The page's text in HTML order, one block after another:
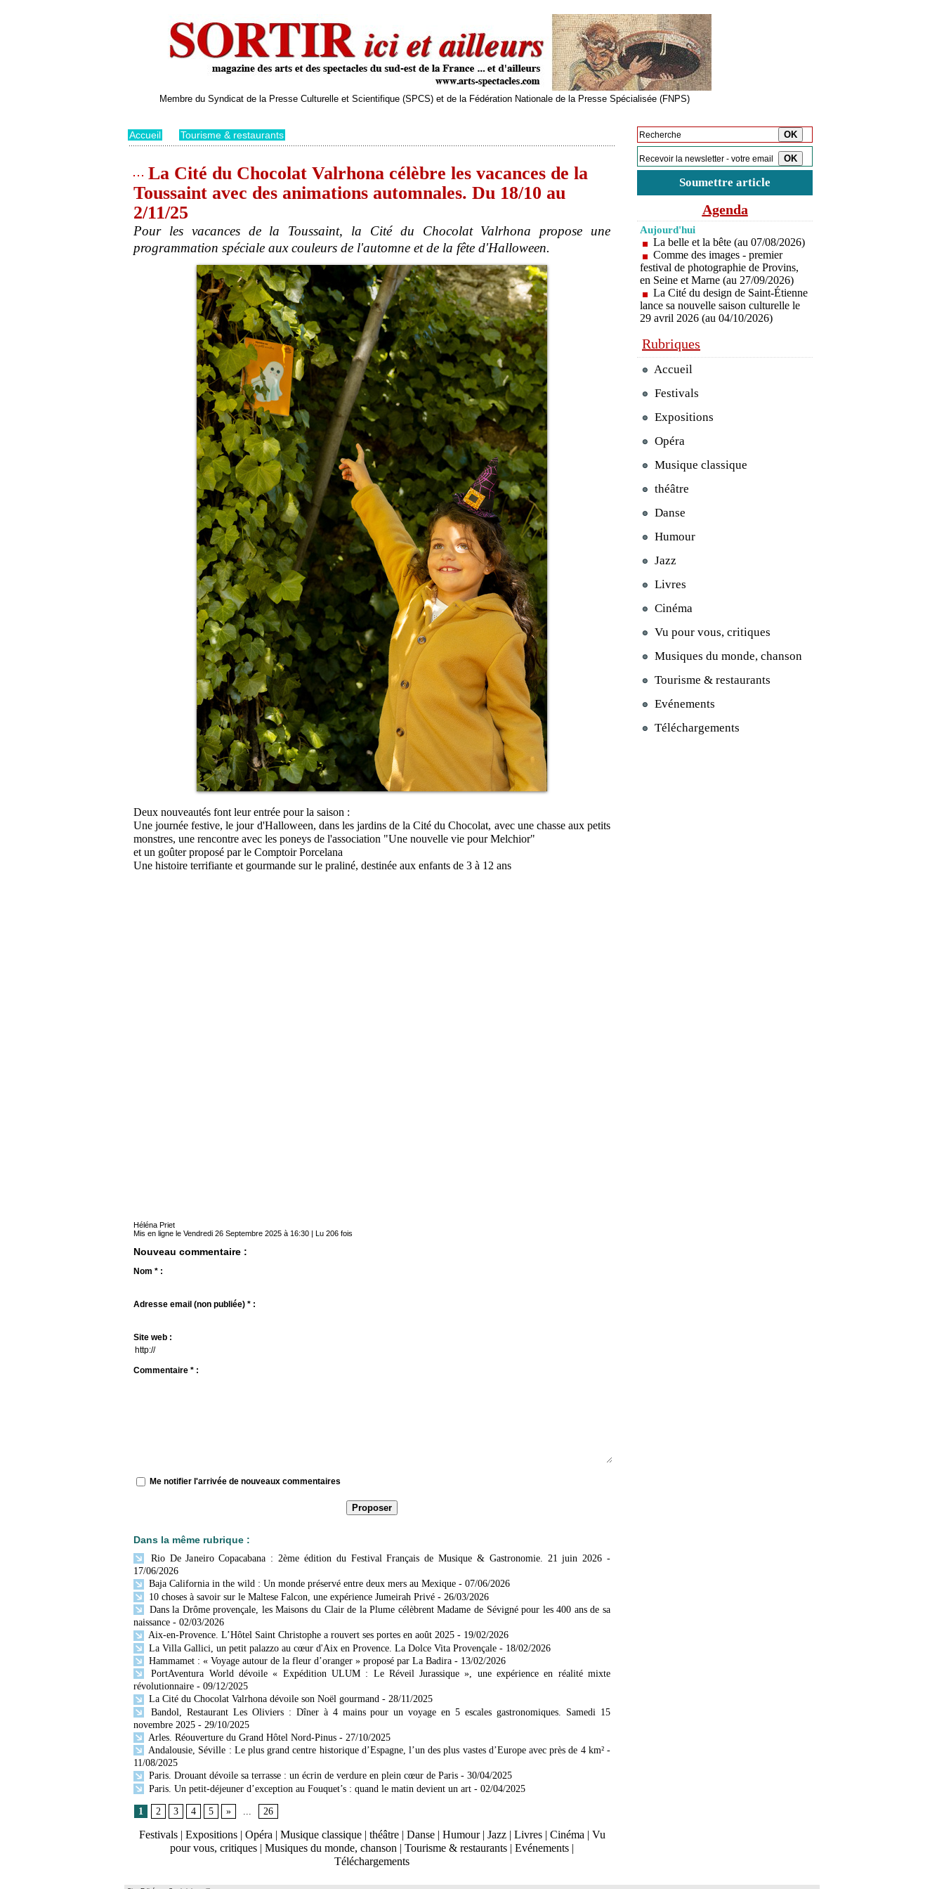
Membre du Syndicat de la Presse Culturelle et Scientifique (SPCS) et de la Fédération Nationale de la Presse Spécialisée (FNPS)
Accueil Tourisme & restaurants
La Cité du Chocolat Valrhona célèbre les vacances de la
Toussaint avec des animations automnales. Du 18/10 au
2/11/25
Pour les vacances de la Toussaint, la Cité du Chocolat Valrhona propose une
programmation spéciale aux couleurs de l'automne et de la fête d'Halloween.
Deux nouveautés font leur entrée pour la saison :
Une journée festive, le jour d'Halloween, dans les jardins de la Cité du Chocolat, avec une chasse aux petits
monstres, une rencontre avec les poneys de l'association "Une nouvelle vie pour Melchior"
et un goûter proposé par le Comptoir Porcelana
Une histoire terrifiante et gourmande sur le praliné, destinée aux enfants de 3 à 12 ans
Héléna Priet
Mis en ligne le Vendredi 26 Septembre 2025 à 16:30 | Lu 206 fois
Nouveau commentaire :
Nom * :
Adresse email (non publiée) * :
Site web :
Commentaire * :
Me notifier l'arrivée de nouveaux commentaires
Dans la même rubrique :
Rio De Janeiro Copacabana : 2ème édition du Festival Français de Musique & Gastronomie. 21 juin 2026 -
17/06/2026
Baja California in the wild : Un monde préservé entre deux mers​ au Mexique - 07/06/2026
10 choses à savoir sur le Maltese Falcon, une expérience Jumeirah Privé - 26/03/2026
Dans la Drôme provençale, les Maisons du Clair de la Plume célèbrent Madame de Sévigné pour les 400 ans de sa
naissance - 02/03/2026
Aix-en-Provence. L’Hôtel Saint Christophe a rouvert ses portes en août 2025 - 19/02/2026
La Villa Gallici, un petit palazzo au cœur d'Aix en Provence. La Dolce Vita Provençale - 18/02/2026
Hammamet : « Voyage autour de la fleur d’oranger » proposé par La Badira - 13/02/2026
PortAventura World dévoile « Expédition ULUM : Le Réveil Jurassique », une expérience en réalité mixte
révolutionnaire - 09/12/2025
La Cité du Chocolat Valrhona dévoile son Noël gourmand - 28/11/2025
Bandol, Restaurant Les Oliviers : Dîner à 4 mains pour un voyage en 5 escales gastronomiques. Samedi 15
novembre 2025 - 29/10/2025
Arles. Réouverture du Grand Hôtel Nord-Pinus - 27/10/2025
Andalousie, Séville : Le plus grand centre historique d’Espagne, l’un des plus vastes d’Europe avec près de 4 km² -
11/08/2025
Paris. Drouant dévoile sa terrasse : un écrin de verdure en plein cœur de Paris - 30/04/2025
Paris. Un petit-déjeuner d’exception au Fouquet’s : quand le matin devient un art - 02/04/2025
1 2 3 4 5 » ... 26
Festivals | Expositions | Opéra | Musique classique | théâtre | Danse | Humour | Jazz | Livres | Cinéma | Vu
pour vous, critiques | Musiques du monde, chanson | Tourisme & restaurants | Evénements |
Téléchargements
Soumettre article
Agenda
Aujourd'hui
La belle et la bête (au 07/08/2026)
Comme des images - premier
festival de photographie de Provins,
en Seine et Marne (au 27/09/2026)
La Cité du design de Saint-Étienne
lance sa nouvelle saison culturelle le
29 avril 2026 (au 04/10/2026)
Rubriques
Accueil
Festivals
Expositions
Opéra
Musique classique
théâtre
Danse
Humour
Jazz
Livres
Cinéma
Vu pour vous, critiques
Musiques du monde, chanson
Tourisme & restaurants
Evénements
Téléchargements